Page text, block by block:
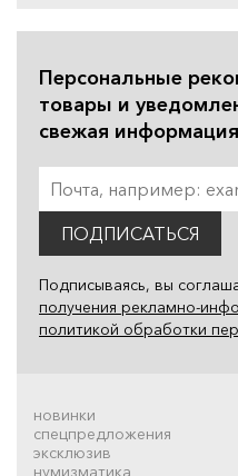
Персональные
товары и
свежая
ПОДПИСАТЬСЯ
Подписываясь, вы
получения рекламно-
политикой обработки
новинки
спецпредложения
эксклюзив
нумизматика